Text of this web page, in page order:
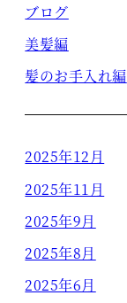
ブログ
美髪編
髪のお手入れ編
2025年12月
2025年11月
2025年9月
2025年8月
2025年6月